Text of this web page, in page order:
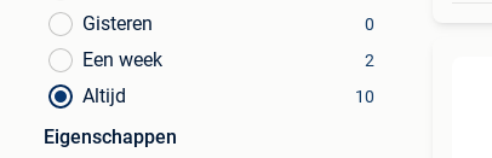
Gisteren 0
Een week 2
Altijd 10
Eigenschappen